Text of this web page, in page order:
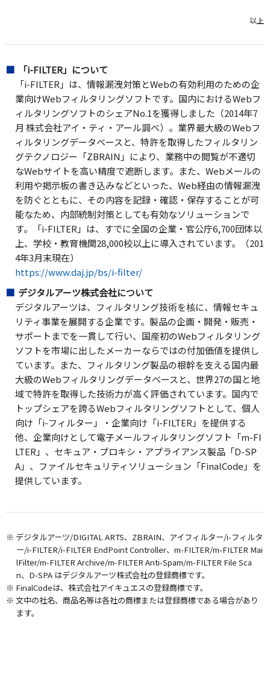
以上
「i-FILTER」について
「i-FILTER」は、情報漏洩対策とWebの有効利用のための企
業向けWebフィルタリングソフトです。国内におけるWebフ
ィルタリングソフトのシェアNo.1を獲得しました（2014年7
月 株式会社アイ・ティ・アール調べ）。業界最大級のWebフ
ィルタリングデータベースと、特許を取得したフィルタリン
グテクノロジー「ZBRAIN」により、業務中の閲覧が不適切
なWebサイトを高い精度で遮断します。また、Webメールの
利用や掲示板の書き込みなどといった、Web経由の情報漏洩
を防ぐとともに、その内容を記録・確認・保存することが可
能なため、内部統制対策としても有効なソリューションで
す。「i-FILTER」は、すでに全国の企業・官公庁6,700団体以
上、学校・教育機関28,000校以上に導入されています。（201
4年3月末現在）
https://www.daj.jp/bs/i-filter/
デジタルアーツ株式会社について
デジタルアーツは、フィルタリング技術を核に、情報セキュ
リティ事業を展開する企業です。製品の企画・開発・販売・
サポートまでを一貫して行い、国産初のWebフィルタリング
ソフトを市場に出したメーカーならではの付加価値を提供し
ています。また、フィルタリング製品の根幹を支える国内最
大級のWebフィルタリングデータベースと、世界27の国と地
域で特許を取得した技術力が高く評価されています。国内で
トップシェアを誇るWebフィルタリングソフトとして、個人
向け「i-フィルター」・企業向け「i-FILTER」を提供する
他、企業向けとして電子メールフィルタリングソフト「m-FI
LTER」、セキュア・プロキシ・アプライアンス製品「D-SP
A」、ファイルセキュリティソリューション「FinalCode」を
提供しています。
※ デジタルアーツ/DIGITAL ARTS、ZBRAIN、アイフィルター/i-フィルタ
ー/i-FILTER/i-FILTER EndPoint Controller、m-FILTER/m-FILTER Mai
lFilter/m-FILTER Archive/m-FILTER Anti-Spam/m-FILTER File Sca
n、D-SPA はデジタルアーツ株式会社の登録商標です。
※ FinalCodeは、株式会社アイキュエスの登録商標です。
※ 文中の社名、商品名等は各社の商標または登録商標である場合があり
ます。